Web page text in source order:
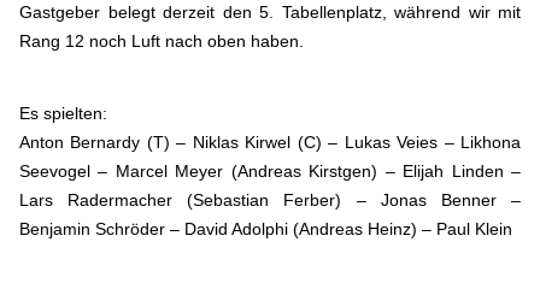
Gastgeber belegt derzeit den 5. Tabellenplatz, während wir mit
Rang 12 noch Luft nach oben haben.
Es spielten:
Anton Bernardy (T) – Niklas Kirwel (C) – Lukas Veies – Likhona
Seevogel – Marcel Meyer (Andreas Kirstgen) – Elijah Linden –
Lars Radermacher (Sebastian Ferber) – Jonas Benner –
Benjamin Schröder – David Adolphi (Andreas Heinz) – Paul Klein